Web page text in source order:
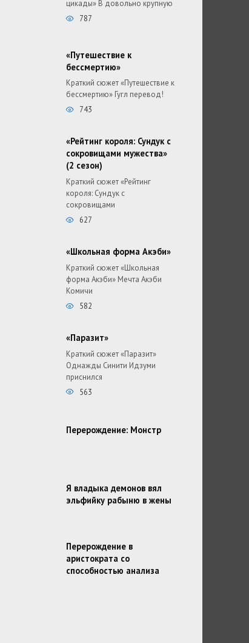
цикады» В довольно крупную
787
«Путешествие к
бессмертию»
Краткий сюжет «Путешествие к
бессмертию» Гугл перевод!
743
«Рейтинг короля: Сундук с
сокровищами мужества»
(2 сезон)
Краткий сюжет «Рейтинг
короля: Сундук с
сокровищами
627
«Школьная форма Акэби»
Краткий сюжет «Школьная
форма Акэби» Мечта Акэби
Комичи
582
«Паразит»
Краткий сюжет «Паразит»
Однажды Синити Идзуми
приснился
563
Перерождение: Монстр
Я владыка демонов вял
эльфийку рабыню в жены
Перерождение в
аристократа со
способностью анализа